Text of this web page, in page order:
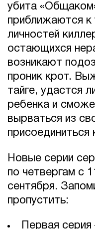
убита
приближаются к
личностей
остающихся
возникают
проник крот.
тайге, удастся
ребенка и
вырваться из
присоединиться
Новые серии
по четвергам с
сентября.
пропустить:
Первая